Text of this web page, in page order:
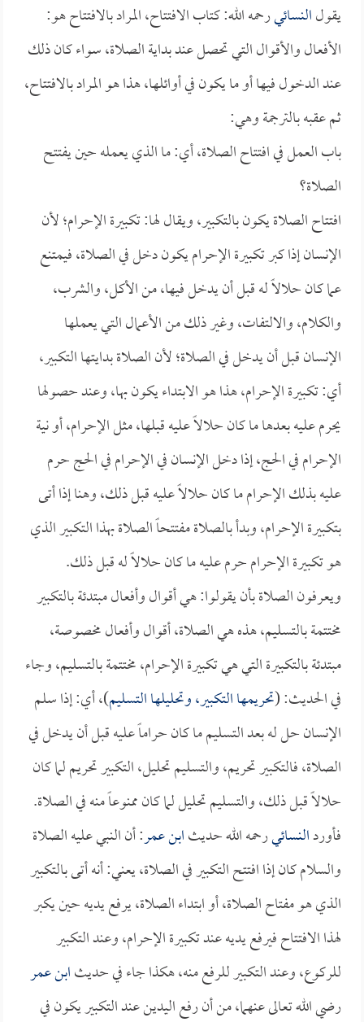
يقولالنسائيرحمه الله: كتاب الافتتاح، المراد بالافتتاح هو:
الأفعال والأقوال التي تحصل عند بداية الصلاة، سواء كان ذلك
عند الدخول فيها أو ما يكون في أوائلها، هذا هو المراد بالافتتاح،
ثم عقبه بالترجمة وهي:
باب العمل في افتتاح الصلاة، أي: ما الذي يعمله حين يفتتح
الصلاة؟
افتتاح الصلاة يكون بالتكبير، ويقال لها: تكبيرة الإحرام؛ لأن
الإنسان إذا كبر تكبيرة الإحرام يكون دخل في الصلاة، فيمتنع
عما كان حلالاً له قبل أن يدخل فيها، من الأكل، والشرب،
والكلام، والالتفات، وغير ذلك من الأعمال التي يعملها
الإنسان قبل أن يدخل في الصلاة؛ لأن الصلاة بدايتها التكبير،
أي: تكبيرة الإحرام، هذا هو الابتداء يكون بها، وعند حصولها
يحرم عليه بعدها ما كان حلالاً عليه قبلها، مثل الإحرام، أو نية
الإحرام في الحج، إذا دخل الإنسان في الإحرام في الحج حرم
عليه بذلك الإحرام ما كان حلالاً عليه قبل ذلك، وهنا إذا أتى
بتكبيرة الإحرام، وبدأ بالصلاة مفتتحاً الصلاة بهذا التكبير الذي
هو تكبيرة الإحرام حرم عليه ما كان حلالاً له قبل ذلك.
ويعرفون الصلاة بأن يقولوا: هي أقوال وأفعال مبتدئة بالتكبير
مختتمة بالتسليم، هذه هي الصلاة، أقوال وأفعال مخصوصة،
مبتدئة بالتكبيرة التي هي تكبيرة الإحرام، مختتمة بالتسليم، وجاء
في الحديث: (تحريمها التكبير، وتحليلها التسليم)، أي: إذا سلم
الإنسان حل له بعد التسليم ما كان حراماً عليه قبل أن يدخل في
الصلاة، فالتكبير تحريم، والتسليم تحليل، التكبير تحريم لما كان
حلالاً قبل ذلك، والتسليم تحليل لما كان ممنوعاً منه في الصلاة.
فأوردالنسائيرحمه الله حديثابن عمر: أن النبي عليه الصلاة
والسلام كان إذا افتتح التكبير في الصلاة، يعني: أنه أتى بالتكبير
الذي هو مفتاح الصلاة، أو ابتداء الصلاة، يرفع يديه حين يكبر
لهذا الافتتاح فيرفع يديه عند تكبيرة الإحرام، وعند التكبير
للركوع، وعند التكبير للرفع منه، هكذا جاء في حديثابن عمر
رضي الله تعالى عنهما، من أن رفع اليدين عند التكبير يكون في